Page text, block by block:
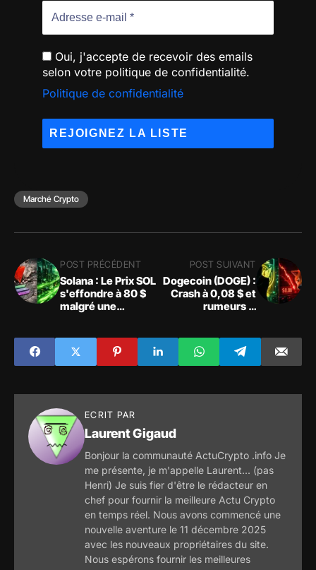
Oui, j'accepte de recevoir des emails
selon votre politique de confidentialité.
Politique de confidentialité
Marché Crypto
POST PRÉCÉDENT
Solana : Le Prix SOL
s'effondre à 80 $
malgré une
POST SUIVANT
Dogecoin (DOGE) :
Crash à 0,08 $ et
rumeurs X
ECRIT PAR
Laurent Gigaud
Bonjour la communauté ActuCrypto .info Je
me présente, je m'appelle Laurent... (pas
Henri) Je suis fier d'être le rédacteur en
chef pour fournir la meilleure Actu Crypto
en temps réel. Nous avons commencé une
nouvelle aventure le 11 décembre 2025
avec les nouveaux propriétaires du site.
Nous espérons fournir les meilleures